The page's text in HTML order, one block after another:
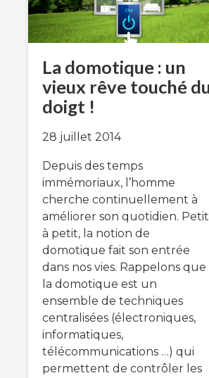
La domotique : un
vieux rêve touché
doigt !
28 juillet 2014
Depuis des temps
immémoriaux, l’homme
cherche continuellement à
améliorer son quotidien. Petit
à petit, la notion de
domotique fait son entrée
dans nos vies. Rappelons que
la domotique est un
ensemble de techniques
centralisées (électroniques,
informatiques,
télécommunications …) qui
permettent de contrôler les